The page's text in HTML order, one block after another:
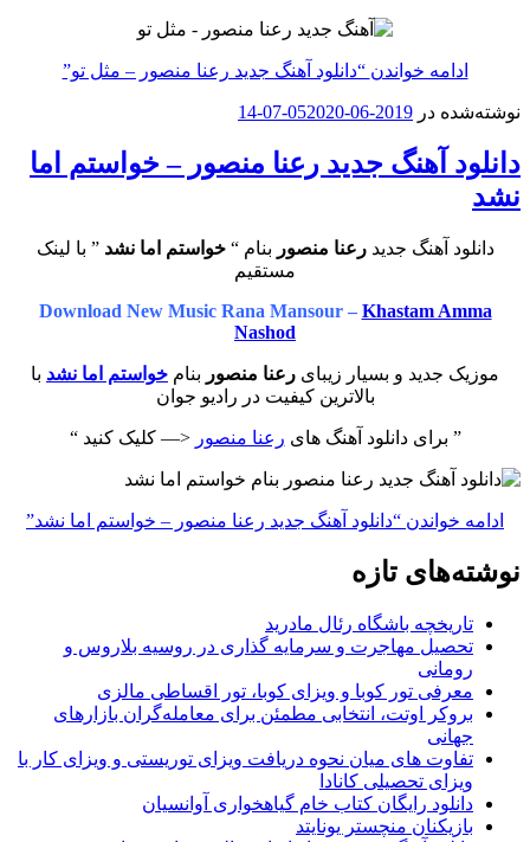
ادامه خواندن “دانلود آهنگ جدید رعنا منصور – مثل تو”
نوشته‌شده در 2019-06-05
2020-07-14
دانلود آهنگ جدید رعنا منصور – خواستم اما
نشد
دانلود آهنگ جدید رعنا منصور بنام “ خواستم اما نشد” با لینک
مستقیم
Download New Music Rana Mansour – Khastam Amma
Nashod
موزیک جدید و بسیار زیبای رعنا منصور بنام خواستم اما نشد با
بالاترین کیفیت در رادیو جوان
” برای دانلود آهنگ های رعنا منصور <— کلیک کنید “
ادامه خواندن “دانلود آهنگ جدید رعنا منصور – خواستم اما نشد”
نوشته‌های تازه
تاریخچه باشگاه رئال مادرید
تحصیل مهاجرت و سرمایه گذاری در روسیه بلاروس و
رومانی
معرفی تور کوبا و ویزای کوبا، تور اقساطی مالزی
بروکر اوتت، انتخابی مطمئن برای معامله‌گران بازارهای
جهانی
تفاوت های میان نحوه دریافت ویزای توریستی و ویزای کار با
ویزای تحصیلی کانادا
دانلود رایگان کتاب خام گیاهخواری آوانسیان
بازیکنان منچستر یونایتد